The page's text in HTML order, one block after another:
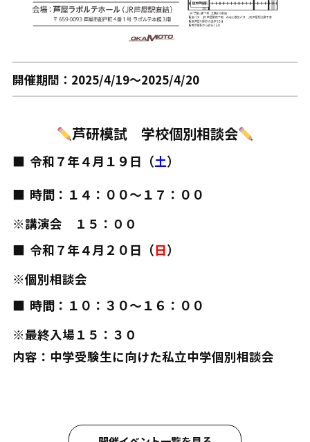
開催期間：2025/4/19～2025/4/20
芦研模試 学校個別相談会
令和７年４月１９日（土）
時間：１４：００～１７：００
※講演会 １５：００
令和７年４月２０日（日）
※個別相談会
時間：１０：３０～１６：００
※最終入場１５：３０
内容：中学受験生に向けた私立中学個別相談会